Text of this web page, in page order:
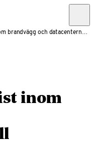
Nätverksspecialist inom brandvägg och datacenternät till Jönköping
inom